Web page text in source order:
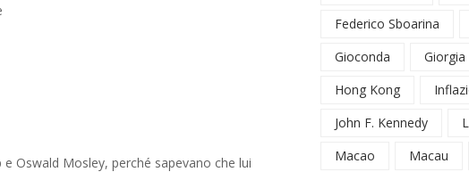
incendiò il raccolto. Le sue intenzioni
più sottovalutato e non apprezzato,
senza paragone. Un uomo che i
che lui sapeva di cosa si trattava, mentre
e alla Cina e vinse 49 Stati nel 1972, ma
Paese, alla fine lo hanno fregato. Ricorda
Federico Sboarina
Gioconda
Hong Kong
John F. Kennedy
Macao
Macau